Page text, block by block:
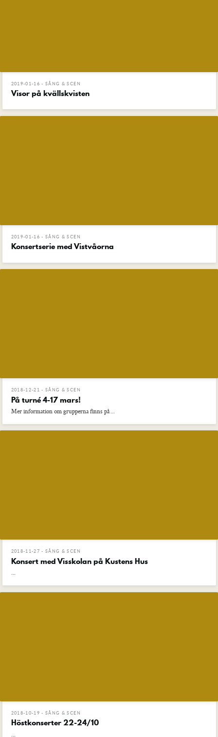
2019-01-16 - SÅNG & SCEN
Visor på kvällskvisten
2019-01-16 - SÅNG & SCEN
Konsertserie med Vistvåorna
2018-12-21 - SÅNG & SCEN
På turné 4-17 mars!
Mer information om grupperna finns på ...
2018-11-27 - SÅNG & SCEN
Konsert med Visskolan på Kustens Hus
...
2018-10-19 - SÅNG & SCEN
Höstkonserter 22-24/10
...